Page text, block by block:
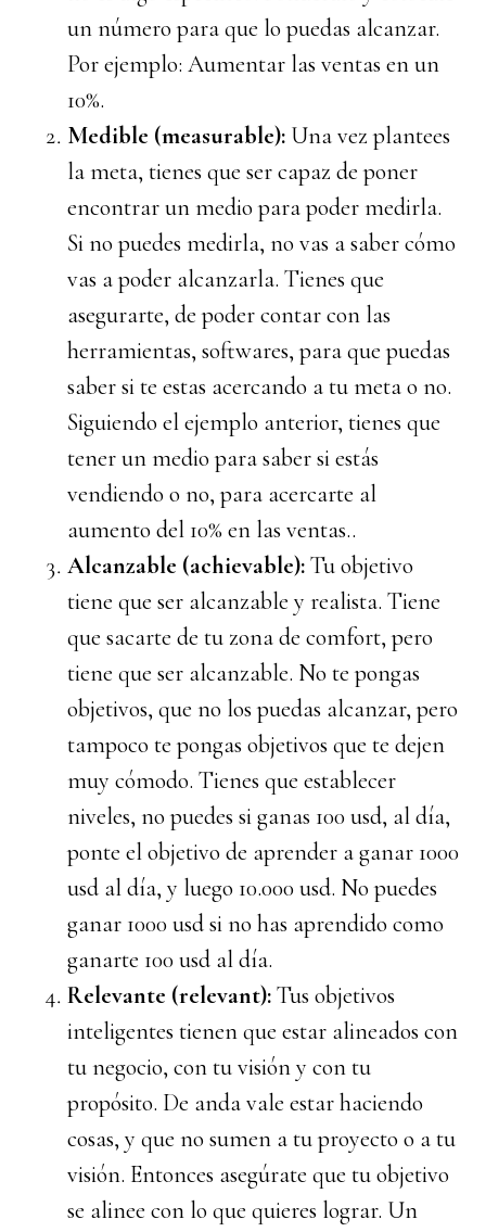
un número para que lo puedas alcanzar.
Por ejemplo: Aumentar las ventas en un
10%.
Medible (measurable): Una vez plantees
la meta, tienes que ser capaz de poner
encontrar un medio para poder medirla.
Si no puedes medirla, no vas a saber cómo
vas a poder alcanzarla. Tienes que
asegurarte, de poder contar con las
herramientas, softwares, para que puedas
saber si te estas acercando a tu meta o no.
Siguiendo el ejemplo anterior, tienes que
tener un medio para saber si estás
vendiendo o no, para acercarte al
aumento del 10% en las ventas..
Alcanzable (achievable):Tu objetivo
tiene que ser alcanzable y realista. Tiene
que sacarte de tu zona de comfort, pero
tiene que ser alcanzable. No te pongas
objetivos, que no los puedas alcanzar, pero
tampoco te pongas objetivos que te dejen
muy cómodo. Tienes que establecer
niveles, no puedes si ganas 100 usd, al día,
ponte el objetivo de aprender a ganar 1000
usd al día, y luego 10.000 usd. No puedes
ganar 1000 usd si no has aprendido como
ganarte 100 usd al día.
Relevante (relevant):Tus objetivos
inteligentes tienen que estar alineados con
tu negocio, con tu visión y con tu
propósito. De anda vale estar haciendo
cosas, y que no sumen a tu proyecto o a tu
visión. Entonces asegúrate que tu objetivo
se alinee con lo que quieres lograr. Un